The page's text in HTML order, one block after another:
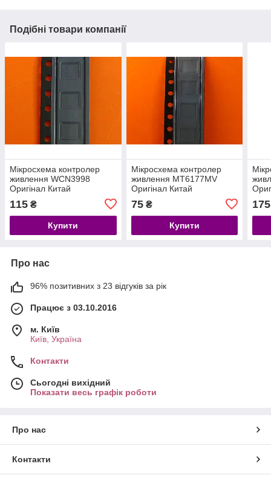
Подібні товари компанії
Мікросхема контролер
живлення WCN3998
Оригінал Китай
115 ₴
Купити
Мікросхема контролер
живлення MT6177MV
Оригінал Китай
75₴
Купити
175
Про нас
96% позитивних з 23 відгуків за рік
Працює з 03.10.2016
м. Київ
Київ, Україна
Контакти
Сьогодні вихідний
Показати весь графік роботи
Про нас
Контакти